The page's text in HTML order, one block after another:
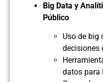
Big Data y
Público
Uso de big
decisiones
datos para